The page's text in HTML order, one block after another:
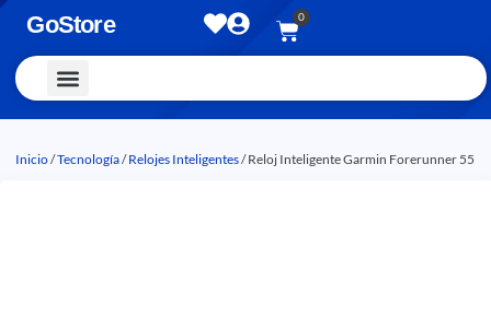
GoStore 0
Inicio/Tecnología/Relojes Inteligentes/ Reloj Inteligente Garmin Forerunner 55